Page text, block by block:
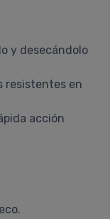
y desecándolo
resistentes en
acción